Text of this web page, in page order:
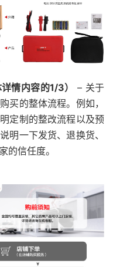
情内容的1/3）
– 关于
买的整体流程。例如，
定制的整改流程以及预
明一下发货、退换货、
的信任度。